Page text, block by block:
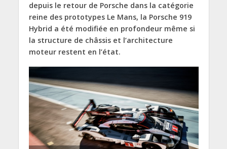
depuis le retour de Porsche dans la catégorie
reine des prototypes Le Mans, la Porsche 919
Hybrid a été modifiée en profondeur même si
la structure de châssis et l’architecture
moteur restent en l’état.